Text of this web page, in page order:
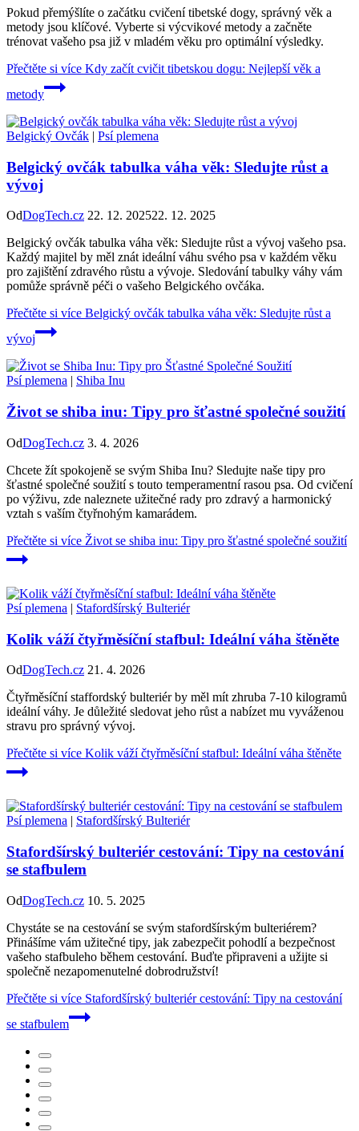
Pokud přemýšlíte o začátku cvičení tibetské dogy, správný věk a
metody jsou klíčové. Vyberte si výcvikové metody a začněte
trénovat vašeho psa již v mladém věku pro optimální výsledky.
Přečtěte si více Kdy začít cvičit tibetskou dogu: Nejlepší věk a
metody
Belgický Ovčák | Psí plemena
Belgický ovčák tabulka váha věk: Sledujte růst a
vývoj
OdDogTech.cz 22. 12. 202522. 12. 2025
Belgický ovčák tabulka váha věk: Sledujte růst a vývoj vašeho psa.
Každý majitel by měl znát ideální váhu svého psa v každém věku
pro zajištění zdravého růstu a vývoje. Sledování tabulky váhy vám
pomůže správně péči o vašeho Belgického ovčáka.
Přečtěte si více Belgický ovčák tabulka váha věk: Sledujte růst a
vývoj
Psí plemena | Shiba Inu
Život se shiba inu: Tipy pro šťastné společné soužití
OdDogTech.cz 3. 4. 2026
Chcete žít spokojeně se svým Shiba Inu? Sledujte naše tipy pro
šťastné společné soužití s touto temperamentní rasou psa. Od cvičení
po výživu, zde naleznete užitečné rady pro zdravý a harmonický
vztah s vaším čtyřnohým kamarádem.
Přečtěte si více Život se shiba inu: Tipy pro šťastné společné soužití
Psí plemena | Stafordšírský Bulteriér
Kolik váží čtyřměsíční stafbul: Ideální váha štěněte
OdDogTech.cz 21. 4. 2026
Čtyřměsíční staffordský bulteriér by měl mít zhruba 7-10 kilogramů
ideální váhy. Je důležité sledovat jeho růst a nabízet mu vyváženou
stravu pro správný vývoj.
Přečtěte si více Kolik váží čtyřměsíční stafbul: Ideální váha štěněte
Psí plemena | Stafordšírský Bulteriér
Stafordšírský bulteriér cestování: Tipy na cestování
se stafbulem
OdDogTech.cz 10. 5. 2025
Chystáte se na cestování se svým stafordšírským bulteriérem?
Přinášíme vám užitečné tipy, jak zabezpečit pohodlí a bezpečnost
vašeho stafbuleho během cestování. Buďte připraveni a užijte si
společně nezapomenutelné dobrodružství!
Přečtěte si více Stafordšírský bulteriér cestování: Tipy na cestování
se stafbulem